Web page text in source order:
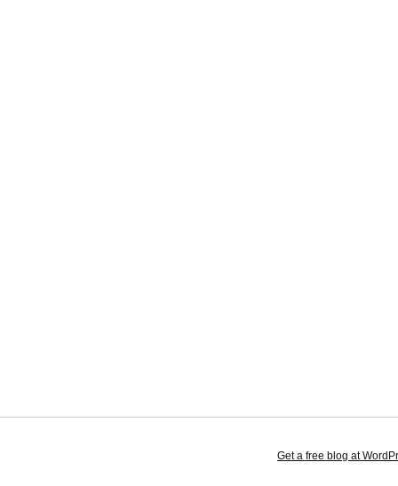
Get a free blog at